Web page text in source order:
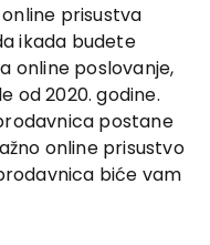
prisustva
ikada budete
online poslovanje,
od 2020. godine.
postane
online prisustvo
biće vam